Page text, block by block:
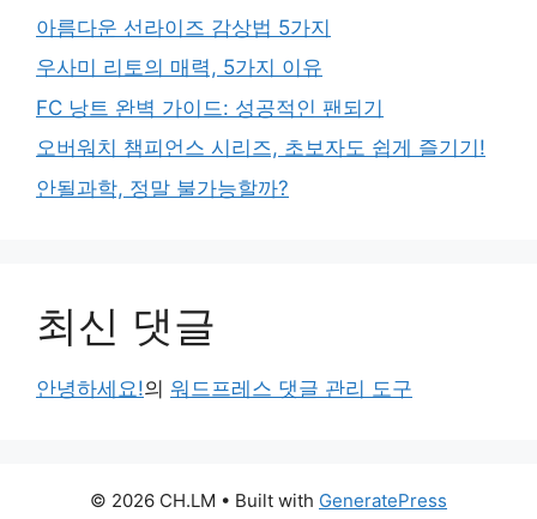
아름다운 선라이즈 감상법 5가지
우사미 리토의 매력, 5가지 이유
FC 낭트 완벽 가이드: 성공적인 팬되기
오버워치 챔피언스 시리즈, 초보자도 쉽게 즐기기!
안될과학, 정말 불가능할까?
최신 댓글
안녕하세요!의 워드프레스 댓글 관리 도구
© 2026 CH.LM • Built with GeneratePress